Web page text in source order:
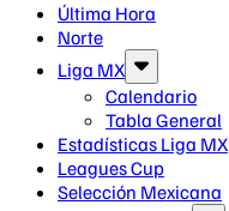
Última Hora
Norte
Liga MX
Calendario
Tabla General
Estadísticas Liga MX
Leagues Cup
Selección Mexicana